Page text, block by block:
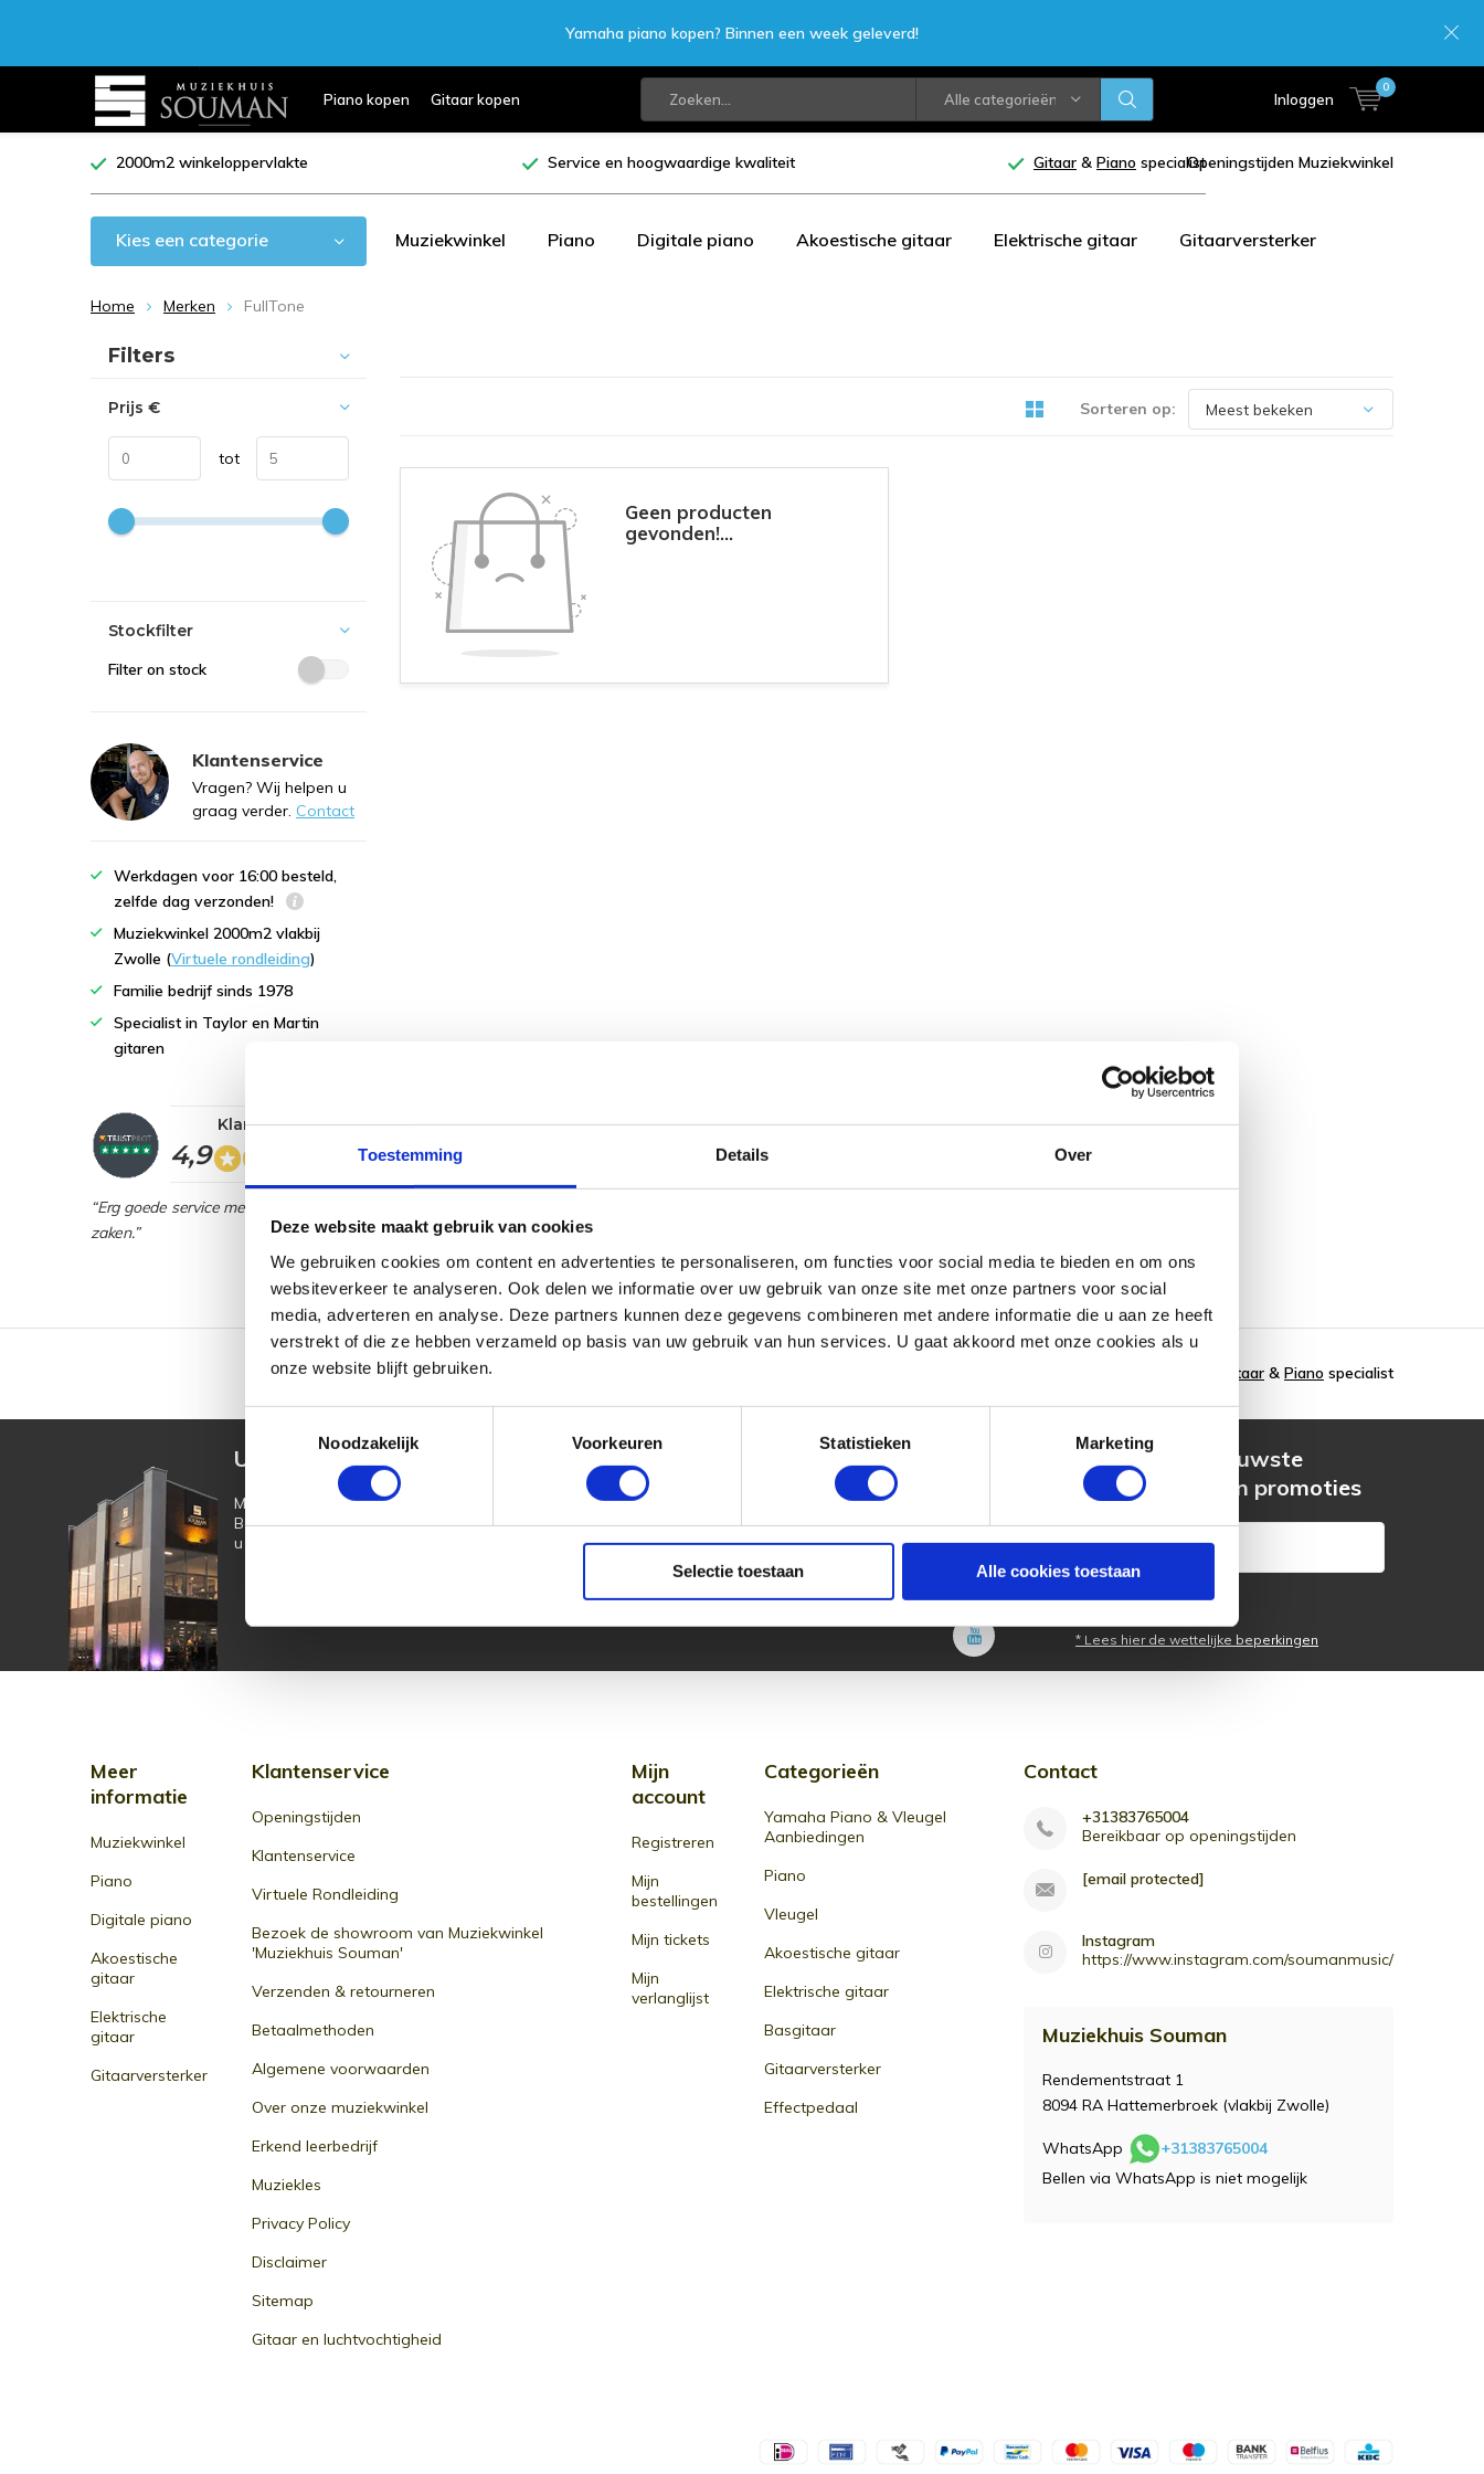
Toestemming Details Over
Deze website maakt gebruik van cookies
We gebruiken cookies om content en advertenties te personaliseren, om functies voor social media te bieden en om ons
websiteverkeer te analyseren. Ook delen we informatie over uw gebruik van onze site met onze partners voor social
media, adverteren en analyse. Deze partners kunnen deze gegevens combineren met andere informatie die u aan ze heeft
verstrekt of die ze hebben verzameld op basis van uw gebruik van hun services. U gaat akkoord met onze cookies als u
onze website blijft gebruiken.
Toestemmingsselectie
Noodzakelijk
Voorkeuren Statistieken Marketing
Selectie toestaan Alle cookies toestaan
Piano kopen Gitaar kopen Alle categorieën Inloggen
0
Yamaha piano kopen? Binnen een week geleverd!
2000m2 winkeloppervlakte Service en hoogwaardige kwaliteit Gitaar & Piano specialistOpeningstijden Muziekwinkel
Kies een categorie Muziekwinkel Piano Digitale piano Akoestische gitaar Elektrische gitaar Gitaarversterker
Home Merken FullTone
Sorteren op:
Geen producten
gevonden!...
Sorteren op:
Filters
Prijs €
tot
Stockfilter
Filter on stock
Klantenservice
Vragen? Wij helpen u
graag verder. Contact
Werkdagen voor 16:00 besteld,
zelfde dag verzonden!
Muziekwinkel 2000m2 vlakbij
Zwolle (Virtuele rondleiding)
Familie bedrijf sinds 1978
Specialist in Taylor en Martin
gitaren
4,9
Klantwaardering
“Erg goede service met veel kennis van
zaken.”
2000m2 winkeloppervlakte Gitaar & Piano specialist
Uw muziekwinkel sinds 45 jaar
Muziek is tijdloos, maar Muziekhuis Souman is zeker met de tijd mee gegaan!
Bestel online op Souman.nl of kom naar onze muziekwinkel van 2000m2 vlakbij Zwolle. Laat
u adviseren over een nieuwe piano of test zelf één van de speelklare gitaren.
Ontvang de nieuwste
aanbiedingen en promoties
Abonneer
* Lees hier de wettelijke beperkingen
Meer
informatie
Muziekwinkel
Piano
Digitale piano
Akoestische
gitaar
Elektrische
gitaar
Gitaarversterker
Klantenservice
Openingstijden
Klantenservice
Virtuele Rondleiding
Bezoek de showroom van Muziekwinkel
'Muziekhuis Souman'
Verzenden & retourneren
Betaalmethoden
Algemene voorwaarden
Over onze muziekwinkel
Erkend leerbedrijf
Muziekles
Privacy Policy
Disclaimer
Sitemap
Gitaar en luchtvochtigheid
Mijn
account
Registreren
Mijn
bestellingen
Mijn tickets
Mijn
verlanglijst
Categorieën
Yamaha Piano & Vleugel
Aanbiedingen
Piano
Vleugel
Akoestische gitaar
Elektrische gitaar
Basgitaar
Gitaarversterker
Effectpedaal
Contact
+31383765004
Bereikbaar op openingstijden
[email protected]
Instagram
https://www.instagram.com/soumanmusic/
Muziekhuis Souman
Rendementstraat 1
8094 RA Hattemerbroek (vlakbij Zwolle)
WhatsApp
+31383765004
Bellen via WhatsApp is niet mogelijk